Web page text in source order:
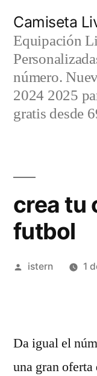
contenido
Camiseta
Equipación
número.
2024 2025
gratis desde
crea tu
futbol
Publicado
istern 1
Da igual el
una gran